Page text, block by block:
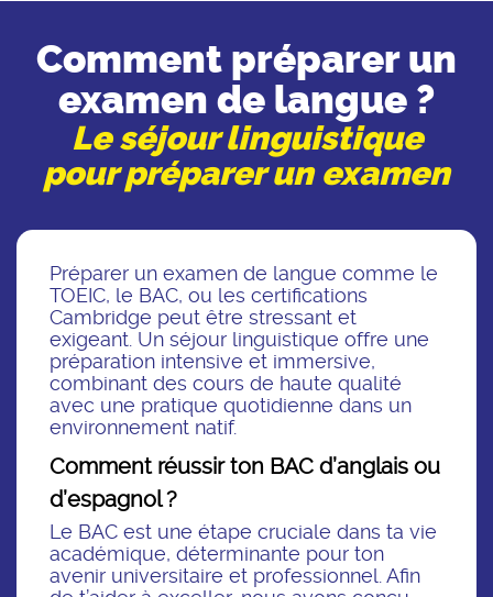
Comment préparer un
examen de langue ?
Le séjour linguistique
pour préparer un examen
Préparer un examen de langue comme le
TOEIC, le BAC, ou les certifications
Cambridge peut être stressant et
exigeant. Un séjour linguistique offre une
préparation intensive et immersive,
combinant des cours de haute qualité
avec une pratique quotidienne dans un
environnement natif.
Comment réussir ton BAC d’anglais ou
d’espagnol ?
Le BAC est une étape cruciale dans ta vie
académique, déterminante pour ton
avenir universitaire et professionnel. Afin